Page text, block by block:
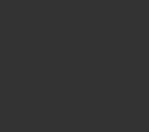
Maya
zur
ist
Kunstwerke